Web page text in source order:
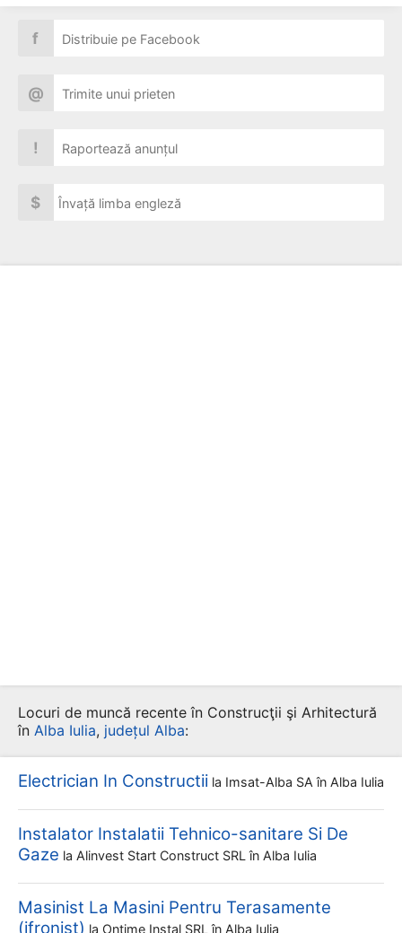
f Distribuie pe Facebook
@ Trimite unui prieten
! Raportează anunțul
$ Învață limba engleză
Locuri de muncă recente în Construcţii şi Arhitectură
în Alba Iulia, județul Alba:
Electrician In Constructii la Imsat-Alba SA în Alba Iulia
Instalator Instalatii Tehnico-sanitare Si De
Gaze la Alinvest Start Construct SRL în Alba Iulia
Masinist La Masini Pentru Terasamente
(ifronist) la Ontime Instal SRL în Alba Iulia